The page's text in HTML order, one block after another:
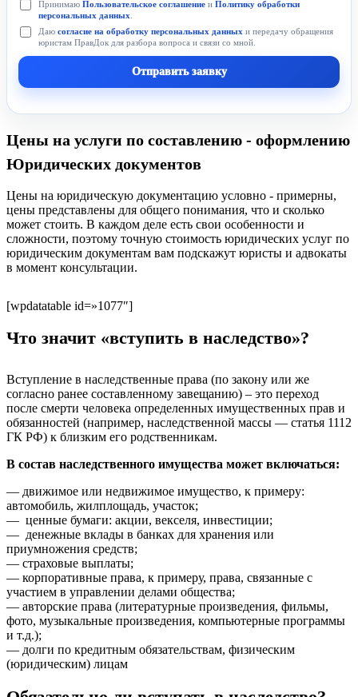
Принимаю Пользовательское соглашение и Политику обработки
персональных данных
Даю согласие на обработку персональных данных и передачу обращения
юристам ПравДок для разбора вопроса и связи со мной.
Отправить заявку
Цены на услуги по составлению - оформлению
Юридических документов
Цены на юридическую документацию условно - примерны,
цены представлены для общего понимания, что и сколько
может стоить. В каждом деле есть свои особенности и
сложности, поэтому точную стоимость юридических услуг по
юридическим документам вам подскажут юристы и адвокаты
в момент консультации.
[wpdatatable id=»1077″]
Что значит «вступить в наследство»?
Вступление в наследственные права (по закону или же
согласно ранее составленному завещанию) – это переход
после смерти человека определенных имущественных прав и
обязанностей (например, наследственной массы — статья 1112
ГК РФ) к близким его родственникам.
В состав наследственного имущества может включаться:
— движимое или недвижимое имущество, к примеру:
автомобиль, жилплощадь, участок;
— ценные бумаги: акции, векселя, инвестиции;
— денежные вклады в банках для хранения или
приумножения средств;
— страховые выплаты;
— корпоративные права, к примеру, права, связанные с
участием в управлении делами общества;
— авторские права (литературные произведения, фильмы,
фото, музыкальные произведения, компьютерные программы
и т.д.);
— долги по кредитным обязательствам, физическим
(юридическим) лицам